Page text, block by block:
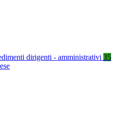
dirigenti - amministrativi 35